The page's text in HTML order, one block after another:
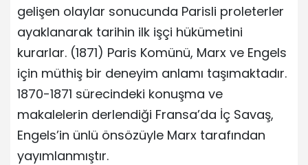
gelişen olaylar sonucunda Parisli proleterler
ayaklanarak tarihin ilk işçi hükümetini
kurarlar. (1871) Paris Komünü, Marx ve Engels
için müthiş bir deneyim anlamı taşımaktadır.
1870-1871 sürecindeki konuşma ve
makalelerin derlendiği Fransa’da İç Savaş,
Engels’in ünlü önsözüyle Marx tarafından
yayımlanmıştır.